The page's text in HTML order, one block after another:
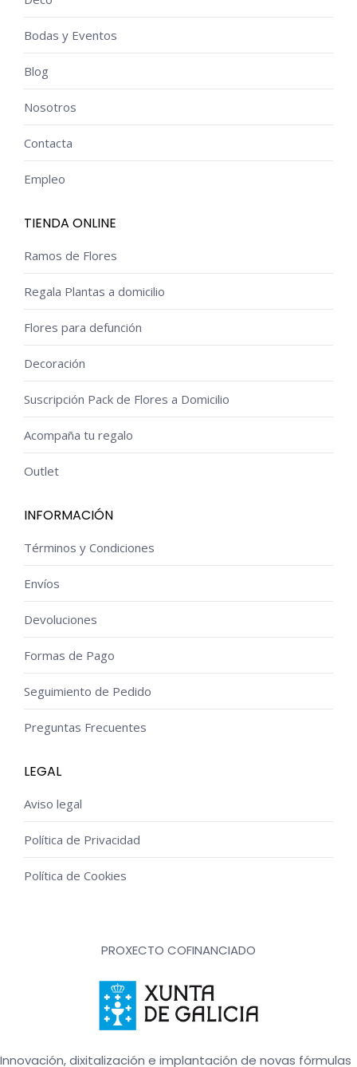
Bodas y Eventos
Blog
Nosotros
Contacta
Empleo
TIENDA ONLINE
Ramos de Flores
Regala Plantas a domicilio
Flores para defunción
Decoración
Suscripción Pack de Flores a Domicilio
Acompaña tu regalo
Outlet
INFORMACIÓN
Términos y Condiciones
Envíos
Devoluciones
Formas de Pago
Seguimiento de Pedido
Preguntas Frecuentes
LEGAL
Aviso legal
Política de Privacidad
Política de Cookies
PROXECTO COFINANCIADO
Innovación, dixitalización e implantación de novas fórmulas